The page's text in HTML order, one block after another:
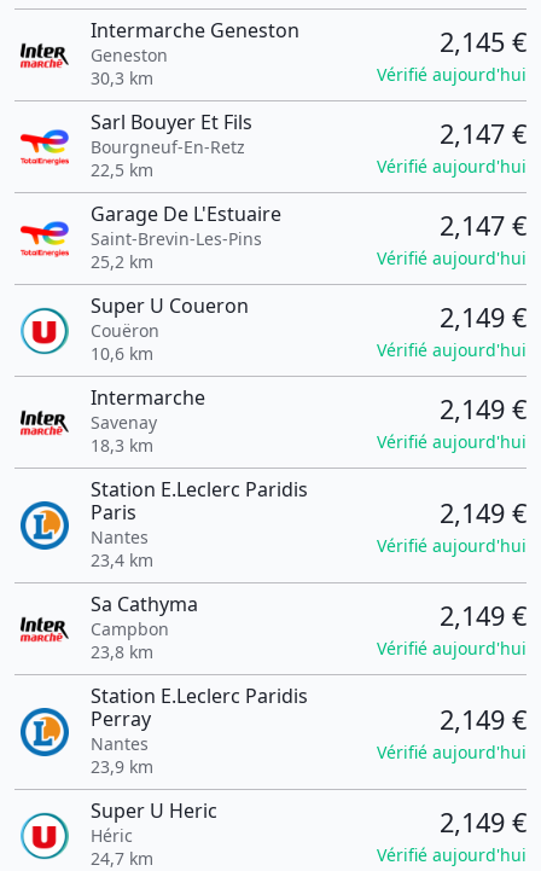
Intermarche Geneston
Geneston
30,3 km
2,145 €
Vérifié aujourd'hui
Sarl Bouyer Et Fils
Bourgneuf-En-Retz
22,5 km
2,147 €
Vérifié aujourd'hui
Garage De L'Estuaire
Saint-Brevin-Les-Pins
25,2 km
2,147 €
Vérifié aujourd'hui
Super U Coueron
Couëron
10,6 km
2,149 €
Vérifié aujourd'hui
Intermarche
Savenay
18,3 km
2,149 €
Vérifié aujourd'hui
Station E.Leclerc Paridis
Paris
Nantes
23,4 km
2,149 €
Vérifié aujourd'hui
Sa Cathyma
Campbon
23,8 km
2,149 €
Vérifié aujourd'hui
Station E.Leclerc Paridis
Perray
Nantes
23,9 km
2,149 €
Vérifié aujourd'hui
Super U Heric
Héric
24,7 km
2,149 €
Vérifié aujourd'hui